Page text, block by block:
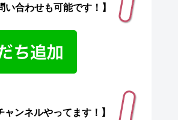
い合わせも可能です！】
ャンネルやってます！】